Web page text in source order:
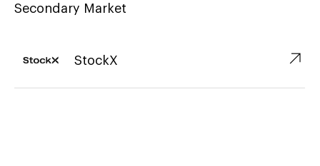
Secondary Market
StockX ↗︎